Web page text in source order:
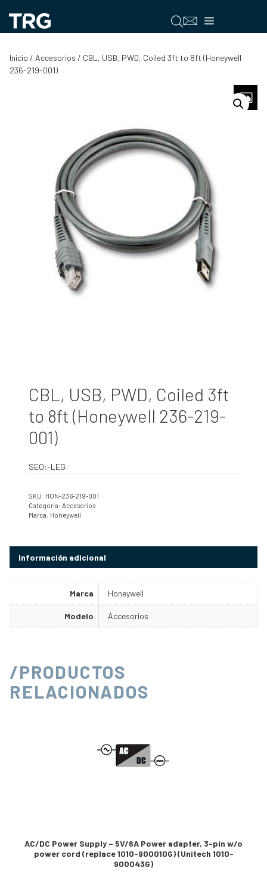
contenido
Menú
Inicio / Accesorios / CBL, USB, PWD, Coiled 3ft to 8ft (Honeywell
236-219-001)
CBL, USB, PWD, Coiled 3ft
to 8ft (Honeywell 236-219-
001)
SEO:-LEG:
SKU: HON-236-219-001
Categoría: Accesorios
Marca: Honeywell
Información adicional
Marca Honeywell
Modelo Accesorios
/PRODUCTOS
RELACIONADOS
AC/DC Power Supply – 5V/6A Power adapter, 3-pin w/o
power cord (replace 1010-900010G) (Unitech 1010-
900043G)